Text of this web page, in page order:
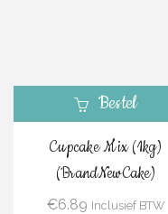
Bestel
Cupcake Mix (1kg)
(BrandNewCake)
€6.89 Inclusief BTW